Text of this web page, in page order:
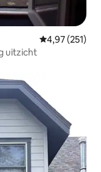
Gemiddelde
4,97 (251)
uitzicht